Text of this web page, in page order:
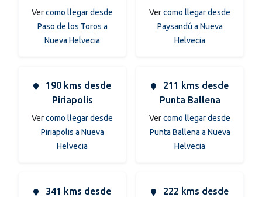
Vercomo llegar desde
Paso de los Toros a
Nueva Helvecia
Vercomo llegar desde
Paysandú a Nueva
Helvecia
190 kms desde
Piriapolis
Vercomo llegar desde
Piriapolis a Nueva
Helvecia
211 kms desde
Punta Ballena
Vercomo llegar desde
Punta Ballena a Nueva
Helvecia
341 kms desde
222 kms desde